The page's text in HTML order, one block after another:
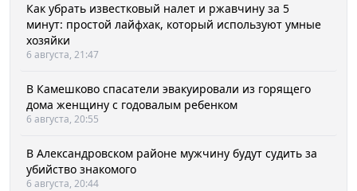
Как убрать известковый налет и ржавчину за 5
минут: простой лайфхак, который используют умные
хозяйки
6 августа, 21:47
В Камешково спасатели эвакуировали из горящего
дома женщину с годовалым ребенком
6 августа, 20:55
В Александровском районе мужчину будут судить за
убийство знакомого
6 августа, 20:44